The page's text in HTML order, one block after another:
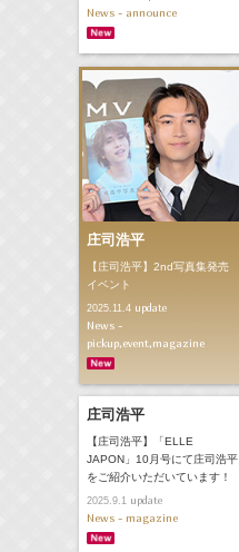
News - announce
庄司浩平
【庄司浩平】2nd写真集発売
イベント
2025.11.4update
News -
pickup,event,magazine
庄司浩平
【庄司浩平】「ELLE
JAPON」10月号にて庄司浩平
をご紹介いただいています！
2025.9.1update
News - magazine